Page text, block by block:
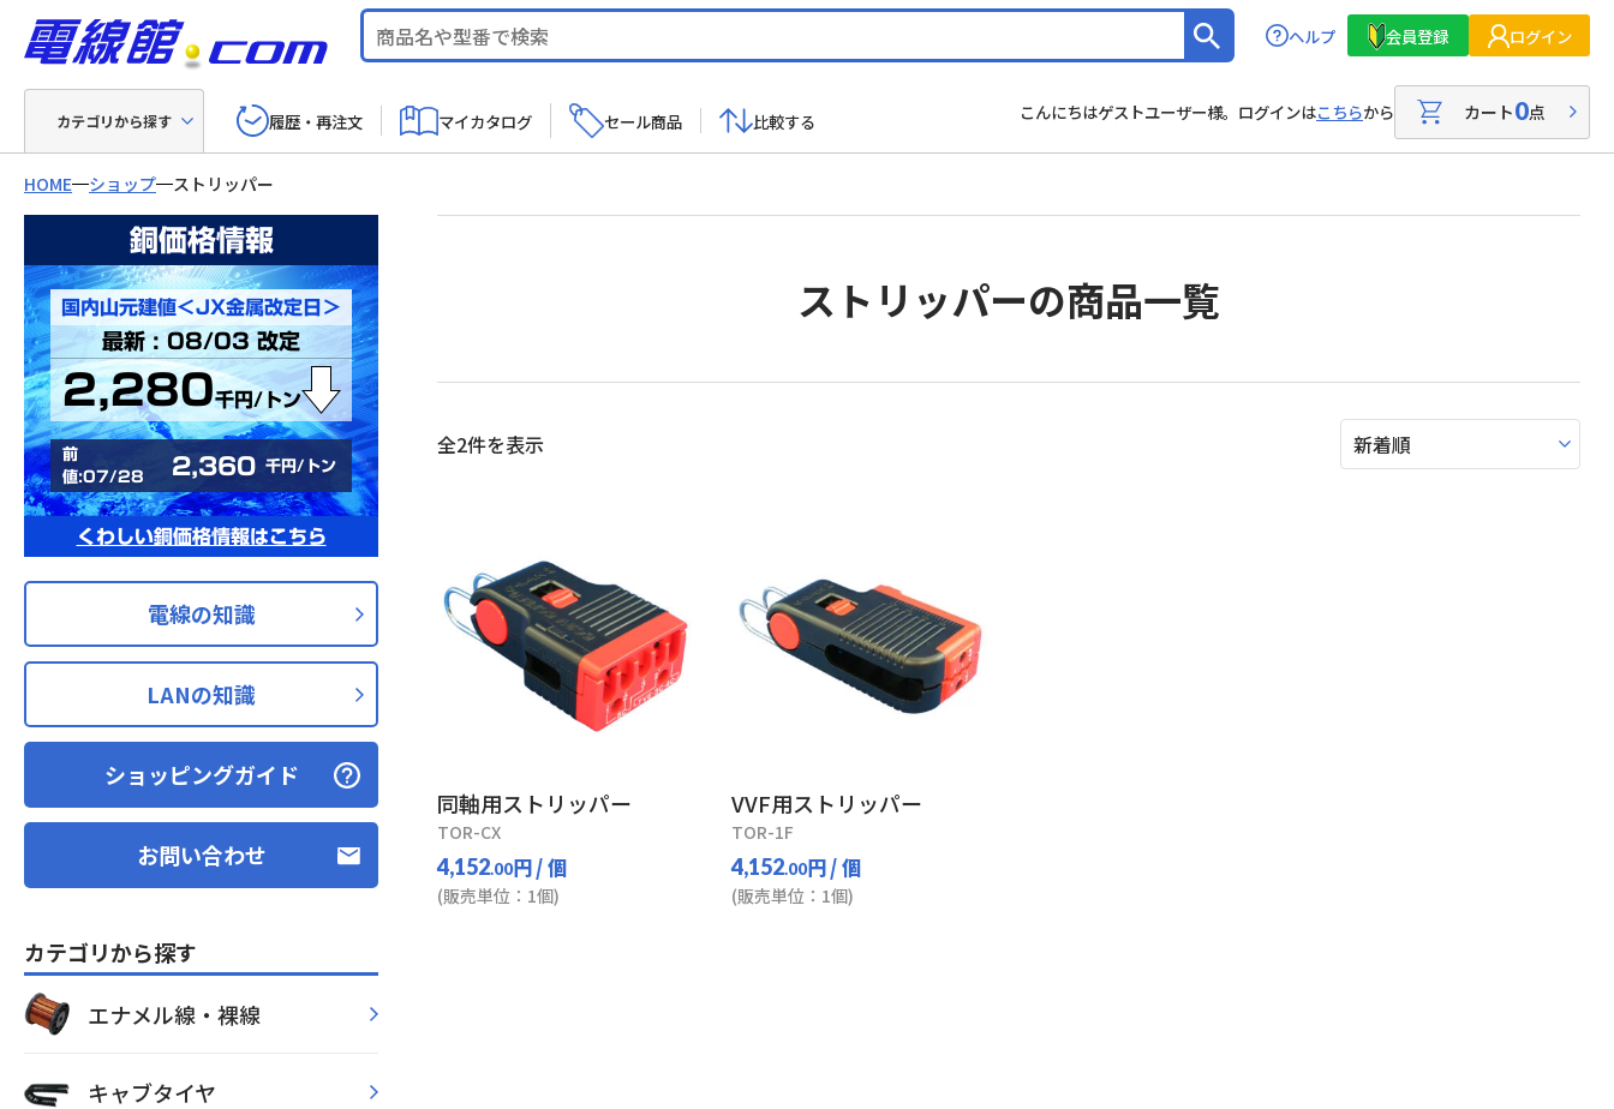
ヘルプ 会員登録 ログイン
カテゴリから探す 履歴・再注文 マイカタログ セール商品 比較する こんにちはゲストユーザー様。ログインはこちらから カート0点
HOME ショップ ストリッパー
銅価格情報
国内山元建値＜JX金属改定日＞
最新 : 08/03 改定
2,280千円/トン
前
値:07/28
2,360 千円/トン
くわしい銅価格情報はこちら
電線の知識
LANの知識
ショッピングガイド
お問い合わせ
カテゴリから探す
エナメル線・裸線
キャブタイヤ
ストリッパーの商品一覧
全2件を表示新
同軸用ストリッパー
TOR-CX
4,152.00円/ 個
(販売単位：1個)
VVF用ストリッパー
TOR-1F
4,152.00円/ 個
(販売単位：1個)